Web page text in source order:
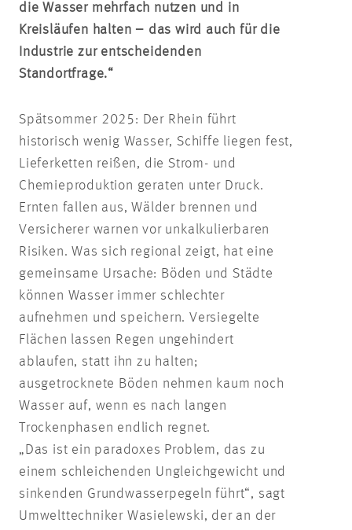
die Wasser mehrfach nutzen und in
Kreisläufen halten – das wird auch für die
Industrie zur entscheidenden
Standortfrage.“
Spätsommer 2025: Der Rhein führt
historisch wenig Wasser, Schiffe liegen fest,
Lieferketten reißen, die Strom- und
Chemieproduktion geraten unter Druck.
Ernten fallen aus, Wälder brennen und
Versicherer warnen vor unkalkulierbaren
Risiken. Was sich regional zeigt, hat eine
gemeinsame Ursache: Böden und Städte
können Wasser immer schlechter
aufnehmen und speichern. Versiegelte
Flächen lassen Regen ungehindert
ablaufen, statt ihn zu halten;
ausgetrocknete Böden nehmen kaum noch
Wasser auf, wenn es nach langen
Trockenphasen endlich regnet.
„Das ist ein paradoxes Problem, das zu
einem schleichenden Ungleichgewicht und
sinkenden Grundwasserpegeln führt“, sagt
Umwelttechniker Wasielewski, der an der